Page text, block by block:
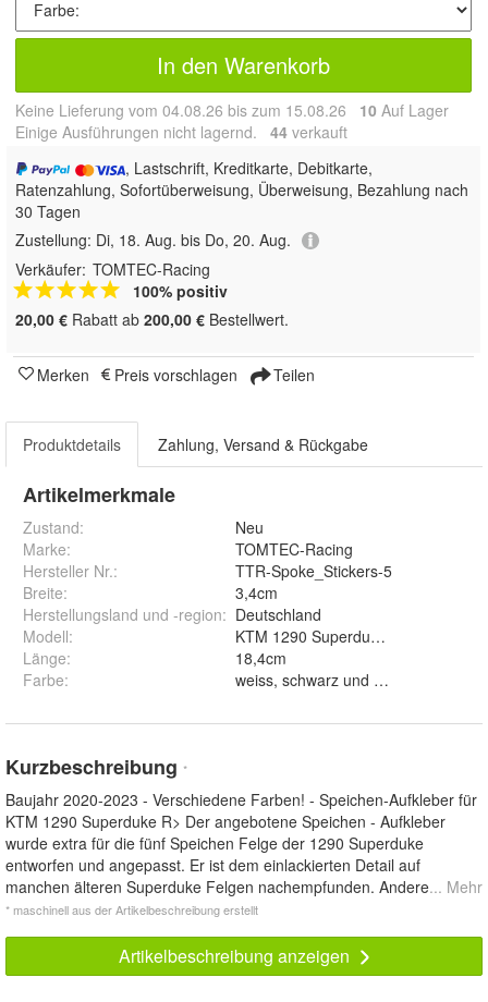
In den Warenkorb
Keine Lieferung vom 04.08.26 bis zum 15.08.26 10 Auf Lager
Einige Ausführungen nicht lagernd. 44 verkauft
, Lastschrift, Kreditkarte, Debitkarte,
Ratenzahlung, Sofortüberweisung, Überweisung, Bezahlung nach
30 Tagen
Zustellung: Di, 18. Aug. bis Do, 20. Aug.
Verkäufer: TOMTEC-Racing
100% positiv
20,00 € Rabatt ab 200,00 € Bestellwert.
Merken Preis vorschlagen Teilen
Produktdetails Zahlung, Versand & Rückgabe
Artikelmerkmale
Zustand:
Neu
Marke:
TOMTEC-Racing
Hersteller Nr.:
TTR-Spoke_Stickers-5
Breite:
3,4cm
Herstellungsland und -region: Deutschland
Modell:
KTM 1290 Superduke (2020-2023)
Länge:
18,4cm
Farbe: weiss, schwarz und orange
Kurzbeschreibung *
Baujahr 2020-2023 - Verschiedene Farben! - Speichen-Aufkleber für
KTM 1290 Superduke R> Der angebotene Speichen - Aufkleber
wurde extra für die fünf Speichen Felge der 1290 Superduke
entworfen und angepasst. Er ist dem einlackierten Detail auf
manchen älteren Superduke Felgen nachempfunden. Andere... Mehr
* maschinell aus der Artikelbeschreibung erstellt
Artikelbeschreibung anzeigen